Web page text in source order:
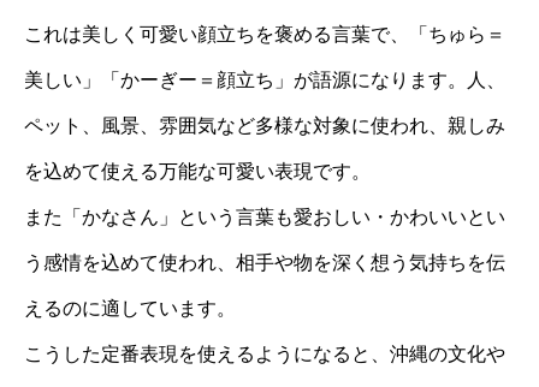
これは美しく可愛い顔立ちを褒める言葉で、「ちゅら＝
美しい」「かーぎー＝顔立ち」が語源になります。人、
ペット、風景、雰囲気など多様な対象に使われ、親しみ
を込めて使える万能な可愛い表現です。
また「かなさん」という言葉も愛おしい・かわいいとい
う感情を込めて使われ、相手や物を深く想う気持ちを伝
えるのに適しています。
こうした定番表現を使えるようになると、沖縄の文化や